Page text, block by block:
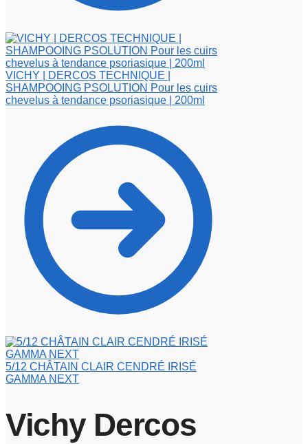
VICHY | DERCOS TECHNIQUE |
SHAMPOOING PSOLUTION Pour les cuirs
chevelus à tendance psoriasique | 200ml
5/12 CHÂTAIN CLAIR CENDRÉ IRISÉ
GAMMA NEXT
Vichy Dercos